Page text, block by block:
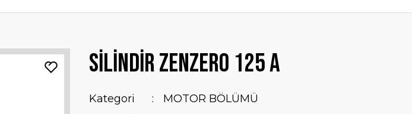
SİLİNDİR ZENZERO 125 A
Kategori
MOTOR BÖLÜMÜ